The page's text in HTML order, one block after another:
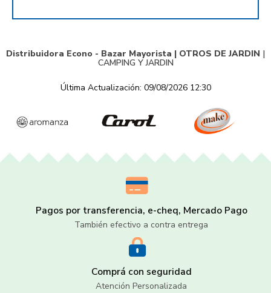
Distribuidora Econo - Bazar Mayorista | OTROS DE JARDIN |
CAMPING Y JARDIN
Última Actualización: 09/08/2026 12:30
Pagos por transferencia, e-cheq, Mercado Pago
También efectivo a contra entrega
Comprá con seguridad
Atención Personalizada